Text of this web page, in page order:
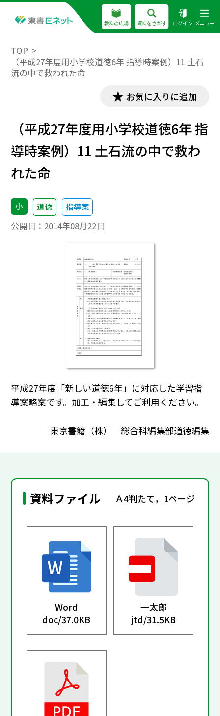
教科の広場 資料をさがす ログイン メニュー
TOP
（平成27年度用小学校道徳6年 指導時案例）11 土石
流の中で救われた命
お気に入りに追加
（平成27年度用小学校道徳6年 指
導時案例）11 土石流の中で救わ
れた命
小 道徳 指導案
公開日： 2014年08月22日
平成27年度「新しい道徳6年」に対応した学習指
導案略案です。加工・編集してご利用ください。
東京書籍（株） 総合科編集部道徳編集
資料ファイル Ａ4判たて，1ページ
Word
doc/37.0KB
一太郎
jtd/31.5KB